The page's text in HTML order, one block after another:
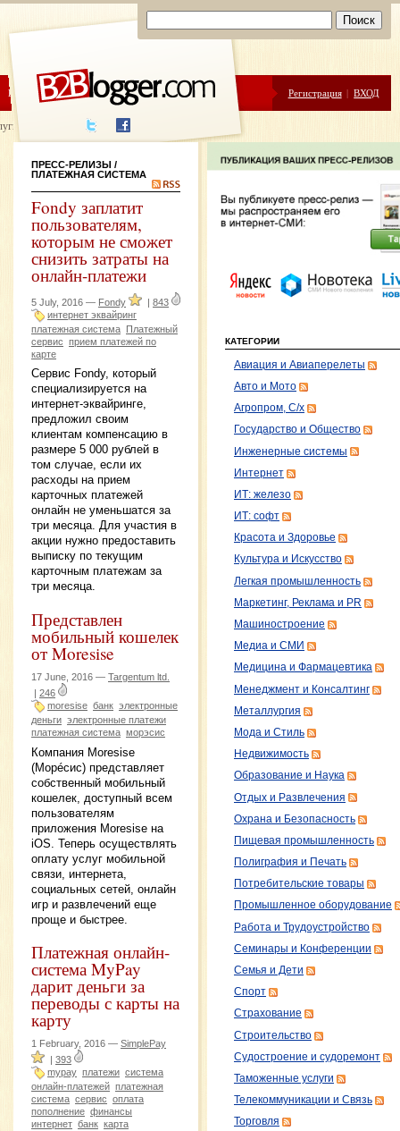
ЦЕНЫ ПОМОЩЬ Регистрация | ВХОД
написания
ПРЕСС-РЕЛИЗЫ /
ПЛАТЕЖНАЯ СИСТЕМА
Fondy заплатит
пользователям,
которым не сможет
снизить затраты на
онлайн-платежи
5 July, 2016 — Fondy | 843
интернет эквайринг
платежная система Платежный
сервис прием платежей по
карте
Сервис Fondy, который
специализируется на
интернет-эквайринге,
предложил своим
клиентам компенсацию в
размере 5 000 рублей в
том случае, если их
расходы на прием
карточных платежей
онлайн не уменьшатся за
три месяца. Для участия в
акции нужно предоставить
выписку по текущим
карточным платежам за
три месяца.
Представлен
мобильный кошелек
от Moresise
17 June, 2016 — Targentum ltd.
| 246
moresise банк электронные
деньги электронные платежи
платежная система морэсис
Компания Moresise
(Морéсис) представляет
собственный мобильный
кошелек, доступный всем
пользователям
приложения Moresise на
iOS. Теперь осуществлять
оплату услуг мобильной
связи, интернета,
социальных сетей, онлайн
игр и развлечений еще
проще и быстрее.
Платежная онлайн-
система MyPay
дарит деньги за
переводы с карты на
карту
1 February, 2016 — SimplePay
393
mypay платежи система
онлайн-платежей платежная
система сервис оплата
пополнение финансы
интернет банк карта
КАТЕГОРИИ
Авиация и Авиаперелеты
Авто и Мото
Агропром, С/х
Государство и Общество
Инженерные системы
Интернет
ИТ: железо
ИТ: софт
Красота и Здоровье
Культура и Искусство
Легкая промышленность
Маркетинг, Реклама и PR
Машиностроение
Медиа и СМИ
Медицина и Фармацевтика
Менеджмент и Консалтинг
Металлургия
Мода и Стиль
Недвижимость
Образование и Наука
Отдых и Развлечения
Охрана и Безопасность
Пищевая промышленность
Полиграфия и Печать
Потребительские товары
Промышленное оборудование
Работа и Трудоустройство
Семинары и Конференции
Семья и Дети
Спорт
Страхование
Строительство
Судостроение и судоремонт
Таможенные услуги
Телекоммуникации и Связь
Торговля